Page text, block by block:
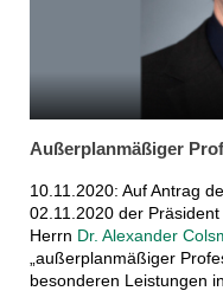
Außerplanmäßiger
10.11.2020: Auf Antrag
02.11.2020 der Präsident
Herrn Dr. Alexander
„außerplanmäßiger
besonderen Leistungen